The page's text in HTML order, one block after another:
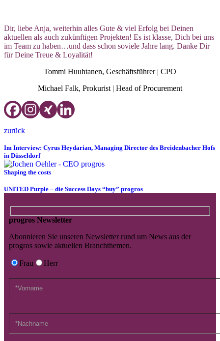
Dir, liebe Anja, weiterhin alles Gute & viel Erfolg bei Deinen
aktuellen als auch zukünftigen Projekten! Es ist klasse, Dich bei uns
im Team zu haben…und dass schon soviele Jahre lang. Danke Dir
für Deine Treue & Loyalität!
Tommi Huuhtanen, Geschäftsführer | CPO
Michael Falk, Prokurist | Head of Procurement
zurück
Im Interview: Cyrus Heydarian, Managing Director des Breidenbacher Hofs
in Düsseldorf
Shaping the costs
UNITED Purple – die Success Days “buy” progros
progros Newsletter
Abonnieren Sie unseren Newsletter rund um News aus der
progros sowie aktuellen Branchthemen.
Frau Herr